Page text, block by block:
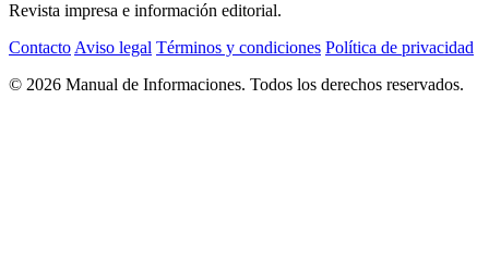
Revista impresa e información editorial.
Contacto Aviso legal Términos y condiciones Política de privacidad
© 2026 Manual de Informaciones. Todos los derechos reservados.